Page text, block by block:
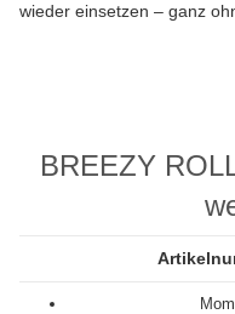
wieder einsetzen – ganz
BREEZY